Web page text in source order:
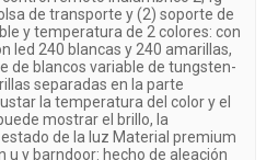
de transporte y (2) soporte de
y temperatura de 2 colores: con
led 240 blancas y 240 amarillas,
de blancos variable de tungsten-
separadas en la parte
la temperatura del color y el
mostrar el brillo, la
de la luz Material premium
u y barndoor: hecho de aleación